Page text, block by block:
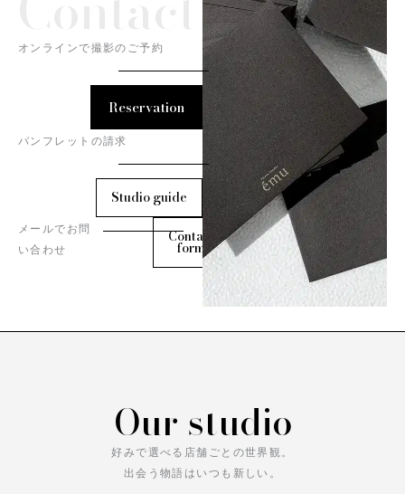
オンラインで撮影のご予約
Reservation
パンフレットの請求
Studio guide
メールでお問
い合わせ
Contact
form
Our studio
好みで選べる店舗ごとの世界観。
出会う物語はいつも新しい。